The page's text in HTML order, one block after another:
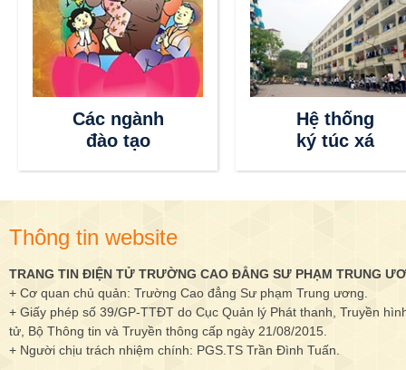
Các ngành
đào tạo
Hệ thống
ký túc xá
Thông tin website
TRANG TIN ĐIỆN TỬ TRƯỜNG CAO ĐẲNG SƯ PHẠM TRUNG
+ Cơ quan chủ quản: Trường Cao đẳng Sư phạm Trung ương.
+ Giấy phép số 39/GP-TTĐT do Cục Quản lý Phát thanh, Truyền
tử, Bộ Thông tin và Truyền thông cấp ngày 21/08/2015.
+ Người chịu trách nhiệm chính: PGS.TS Trần Đình Tuấn.